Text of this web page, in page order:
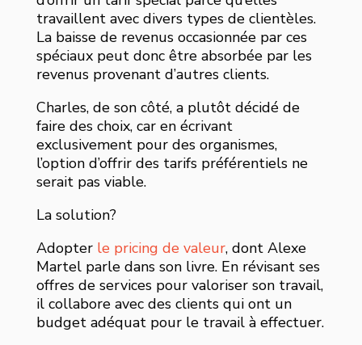
travaillent avec divers types de clientèles.
La baisse de revenus occasionnée par ces
spéciaux peut donc être absorbée par les
revenus provenant d’autres clients.
Charles, de son côté, a plutôt décidé de
faire des choix, car en écrivant
exclusivement pour des organismes,
l’option d’offrir des tarifs préférentiels ne
serait pas viable.
La solution?
Adopter le pricing de valeur, dont Alexe
Martel parle dans son livre. En révisant ses
offres de services pour valoriser son travail,
il collabore avec des clients qui ont un
budget adéquat pour le travail à effectuer.